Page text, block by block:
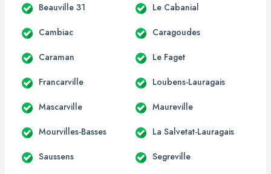
Beauville 31 Le Cabanial
Cambiac Caragoudes
Caraman Le Faget
Francarville Loubens-Lauragais
Mascarville Maureville
Mourvilles-Basses La Salvetat-Lauragais
Saussens Segreville